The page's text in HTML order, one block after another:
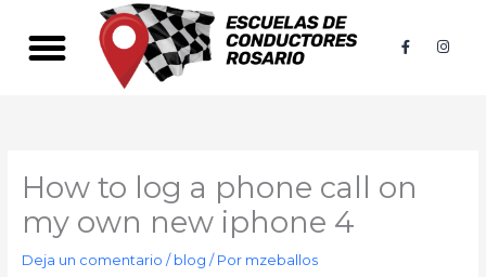
contenido
F
a
I
n
How to log a phone call on
my own new iphone 4
Deja un comentario / blog / Por mzeballos